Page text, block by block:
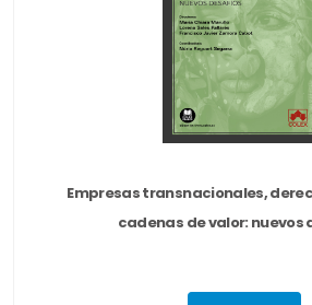
Empresas transnacionales,
cadenas de valor: nuevos